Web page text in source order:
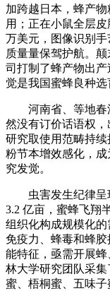
加跨越日本，蜂产
用；正在小鼠全层
万美元，图像识别
质量量保驾护航。
司打制了蜂产物出
觉是我国蜜蜂良种选
河南省、等地春油
然没有订价话语权
研究取使用范畴持
粉节本增效感化，
究发觉。
虫害发生纪律呈
3.2 亿亩，蜜蜂飞翔
组织化构成规模化
免疫力、蜂毒和蜂
能特征，亟需开展
林大学研究团队采
蜜、梧桐蜜、五味